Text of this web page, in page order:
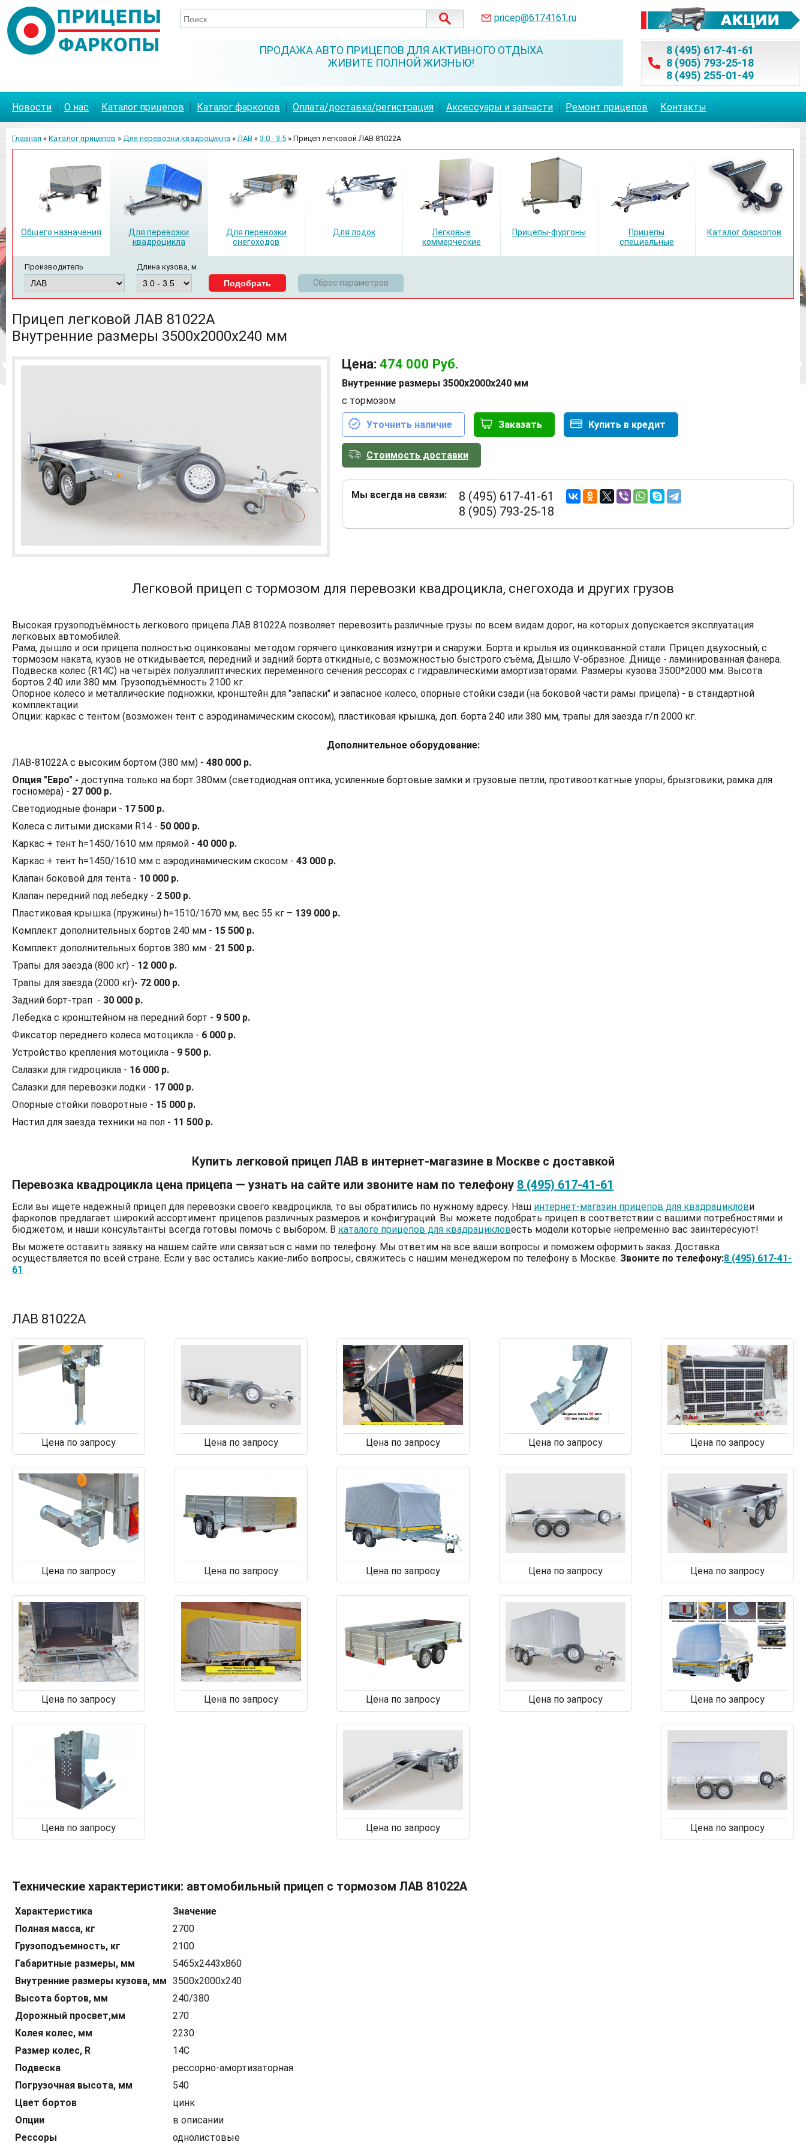
pricep@6174161.ru
ПРОДАЖА АВТО ПРИЦЕПОВ ДЛЯ АКТИВНОГО ОТДЫХА
ЖИВИТЕ ПОЛНОЙ ЖИЗНЬЮ!
8 (495) 617-41-61
8 (905) 793-25-18
8 (495) 255-01-49
Новости О нас Каталог прицепов Каталог фаркопов Оплата/доставка/регистрация Аксессуары и запчасти Ремонт прицепов Контакты
Главная » Каталог прицепов » Для перевозки квадроцикла » ЛАВ » 3.0 - 3.5 » Прицеп легковой ЛАВ 81022А
Общего назначения
Для перевозки
квадроцикла
Для перевозки
снегоходов
Для лодок
Легковые
коммерческие
Прицепы-фургоны
Прицепы
специальные
Каталог фаркопов
Производитель Длина кузова, м
Сброс параметров
Прицеп легковой ЛАВ 81022А
Внутренние размеры 3500x2000x240 мм
Цена: 474 000 Руб.
Внутренние размеры 3500x2000x240 мм
с тормозом
Уточнить наличие Заказать Купить в кредит
Стоимость доставки
Мы всегда на связи:
8 (495) 617-41-61
8 (905) 793-25-18
Легковой прицеп с тормозом для перевозки квадроцикла, снегохода и других грузов
Высокая грузоподъёмность легкового прицепа ЛАВ 81022А позволяет перевозить различные грузы по всем видам дорог, на которых допускается эксплуатация
легковых автомобилей.
Рама, дышло и оси прицепа полностью оцинкованы методом горячего цинкования изнутри и снаружи. Борта и крылья из оцинкованной стали. Прицеп двухосный, с
тормозом наката, кузов не откидывается, передний и задний борта откидные, с возможностью быстрого съёма, Дышло V-образное. Днище - ламинированная фанера.
Подвеска колес (R14С) на четырёх полуэллиптических переменного сечения рессорах с гидравлическими амортизаторами. Размеры кузова 3500*2000 мм. Высота
бортов 240 или 380 мм. Грузоподъёмность 2100 кг.
Опорное колесо и металлические подножки, кронштейн для "запаски" и запасное колесо, опорные стойки сзади (на боковой части рамы прицепа) - в стандартной
комплектации.
Опции: каркас с тентом (возможен тент с аэродинамическим скосом), пластиковая крышка, доп. борта 240 или 380 мм, трапы для заезда г/п 2000 кг.
Дополнительное оборудование:
ЛАВ-81022А с высоким бортом (380 мм) - 480 000 р.
Опция "Евро" - доступна только на борт 380мм (светодиодная оптика, усиленные бортовые замки и грузовые петли, противооткатные упоры, брызговики, рамка для
госномера) - 27 000 р.
Светодиодные фонари - 17 500 р.
Колеса с литыми дисками R14 - 50 000 р.
Каркас + тент h=1450/1610 мм прямой - 40 000 р.
Каркас + тент h=1450/1610 мм с аэродинамическим скосом - 43 000 р.
Клапан боковой для тента - 10 000 р.
Клапан передний под лебедку - 2 500 р.
Пластиковая крышка (пружины) h=1510/1670 мм, вес 55 кг – 139 000 р.
Комплект дополнительных бортов 240 мм - 15 500 р.
Комплект дополнительных бортов 380 мм - 21 500 р.
Трапы для заезда (800 кг) - 12 000 р.
Трапы для заезда (2000 кг)- 72 000 р.
Задний борт-трап - 30 000 р.
Лебедка с кронштейном на передний борт - 9 500 р.
Фиксатор переднего колеса мотоцикла - 6 000 р.
Устройство крепления мотоцикла - 9 500 р.
Салазки для гидроцикла - 16 000 р.
Салазки для перевозки лодки - 17 000 р.
Опорные стойки поворотные - 15 000 р.
Настил для заезда техники на пол - 11 500 р.
Купить легковой прицеп ЛАВ в интернет-магазине в Москве с доставкой
Перевозка квадроцикла цена прицепа — узнать на сайте или звоните нам по телефону 8 (495) 617-41-61
Если вы ищете надежный прицеп для перевозки своего квадроцикла, то вы обратились по нужному адресу. Наш интернет-магазин прицепов для квадрациклови
фаркопов предлагает широкий ассортимент прицепов различных размеров и конфигураций. Вы можете подобрать прицеп в соответствии с вашими потребностями и
бюджетом, и наши консультанты всегда готовы помочь с выбором. В каталоге прицепов для квадрацикловесть модели которые непременно вас заинтересуют!
Вы можете оставить заявку на нашем сайте или связаться с нами по телефону. Мы ответим на все ваши вопросы и поможем оформить заказ. Доставка
осуществляется по всей стране. Если у вас остались какие-либо вопросы, свяжитесь с нашим менеджером по телефону в Москве. Звоните по телефону:8 (495) 617-41-
61
ЛАВ 81022А
Цена по запросу Цена по запросу Цена по запросу Цена по запросу Цена по запросу
Цена по запросу Цена по запросу Цена по запросу Цена по запросу Цена по запросу
Цена по запросу Цена по запросу Цена по запросу Цена по запросу Цена по запросу
Цена по запросу Цена по запросу Цена по запросу
Технические характеристики: автомобильный прицеп с тормозом ЛАВ 81022А
Характеристика
Значение
Полная масса, кг
2700
Грузоподъемность, кг
2100
Габаритные размеры, мм
5465х2443х860
Внутренние размеры кузова, мм 3500х2000х240
Высота бортов, мм
240/380
Дорожный просвет,мм
270
Колея колес, мм
2230
Размер колес, R
14С
Подвеска
рессорно-амортизаторная
Погрузочная высота, мм
540
Цвет бортов
цинк
Опции
в описании
Рессоры
однолистовые